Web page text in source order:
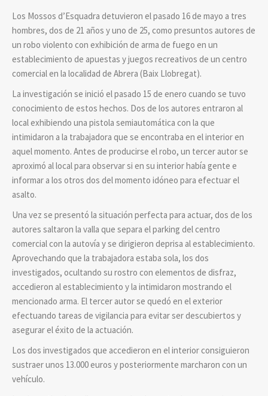
Los Mossos d’Esquadra detuvieron el pasado 16 de mayo a tres
hombres, dos de 21 años y uno de 25, como presuntos autores de
un robo violento con exhibición de arma de fuego en un
establecimiento de apuestas y juegos recreativos de un centro
comercial en la localidad de Abrera (Baix Llobregat).
La investigación se inició el pasado 15 de enero cuando se tuvo
conocimiento de estos hechos. Dos de los autores entraron al
local exhibiendo una pistola semiautomática con la que
intimidaron a la trabajadora que se encontraba en el interior en
aquel momento. Antes de producirse el robo, un tercer autor se
aproximó al local para observar si en su interior había gente e
informar a los otros dos del momento idóneo para efectuar el
asalto.
Una vez se presentó la situación perfecta para actuar, dos de los
autores saltaron la valla que separa el parking del centro
comercial con la autovía y se dirigieron deprisa al establecimiento.
Aprovechando que la trabajadora estaba sola, los dos
investigados, ocultando su rostro con elementos de disfraz,
accedieron al establecimiento y la intimidaron mostrando el
mencionado arma. El tercer autor se quedó en el exterior
efectuando tareas de vigilancia para evitar ser descubiertos y
asegurar el éxito de la actuación.
Los dos investigados que accedieron en el interior consiguieron
sustraer unos 13.000 euros y posteriormente marcharon con un
vehículo.